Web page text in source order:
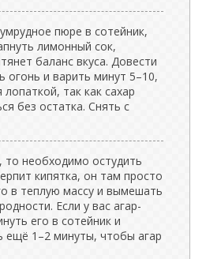
пюре в сотейник,
лимонный сок,
баланс вкуса. Довести
огонь и варить минут 5–10,
так как сахар
без остатка. Снять с
то необходимо остудить
кипятка, он там просто
в теплую массу и вымешать
Если у вас агар-
его в сотейник и
ещё 1–2 минуты, чтобы агар